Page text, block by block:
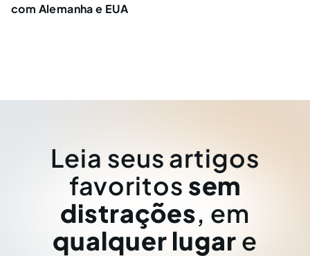
com Alemanha e EUA
Leia seus artigos
favoritos sem
distrações, em
qualquer lugar e